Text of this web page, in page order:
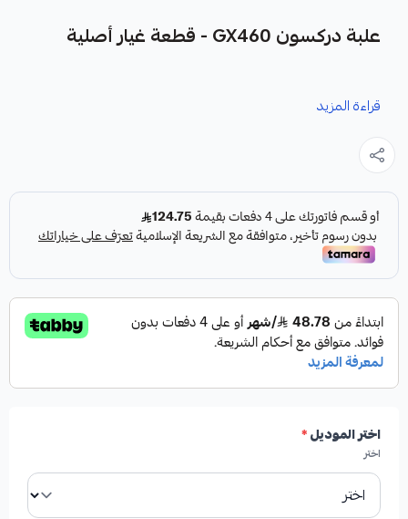
علبة دركسون GX460 - قطعة غيار أصلية
مصممة خصيصًا لضمان أداء موثوق به لسيارتك.
المواصفات والمميزات:
✓صناعة أمريكية أصيلة.
✓جودة عالية تضمن المتانة والأداء.
قراءة المزيد
اختر الموديل*
اختر